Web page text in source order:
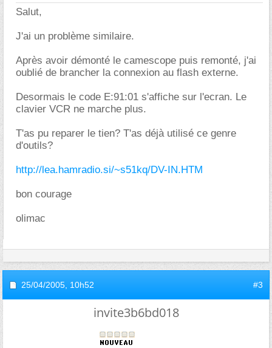
Salut,
J'ai un problème similaire.
Après avoir démonté le camescope puis remonté, j'ai
oublié de brancher la connexion au flash externe.
Desormais le code E:91:01 s'affiche sur l'ecran. Le
clavier VCR ne marche plus.
T'as pu reparer le tien? T'as déjà utilisé ce genre
d'outils?
http://lea.hamradio.si/~s51kq/DV-IN.HTM
bon courage
olimac
25/04/2005, 10h52 #3
invite3b6bd018